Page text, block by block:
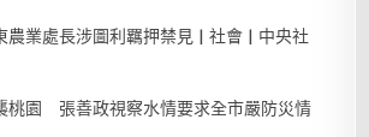
業處長涉圖利羈押禁見 | 社會 | 中央社
桃園 張善政視察水情要求全市嚴防災情